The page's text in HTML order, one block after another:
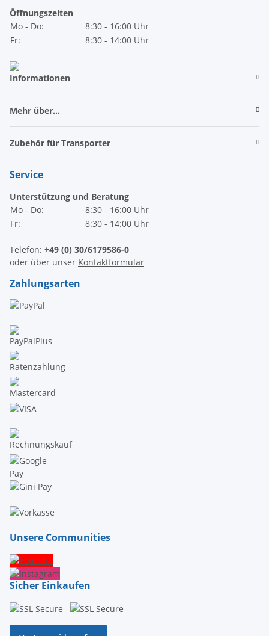
Öffnungszeiten
Mo - Do:
8:30 - 16:00 Uhr
Fr:
8:30 - 14:00 Uhr
Informationen
Mehr über...
Zubehör für Transporter
Service
Unterstützung und Beratung
Mo - Do:
8:30 - 16:00 Uhr
Fr:
8:30 - 14:00 Uhr
Telefon: +49 (0) 30/6179586-0
oder über unser Kontaktformular
Zahlungsarten
Unsere Communities
Sicher Einkaufen